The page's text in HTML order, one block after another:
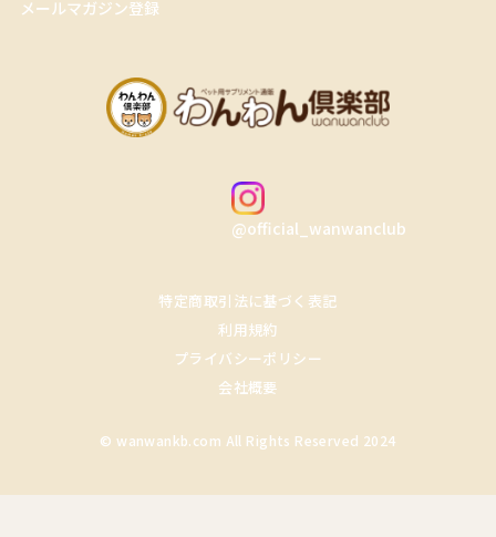
メールマガジン登録
@official_wanwanclub
特定商取引法に基づく表記
利用規約
プライバシーポリシー
会社概要
© wanwankb.com All Rights Reserved 2024